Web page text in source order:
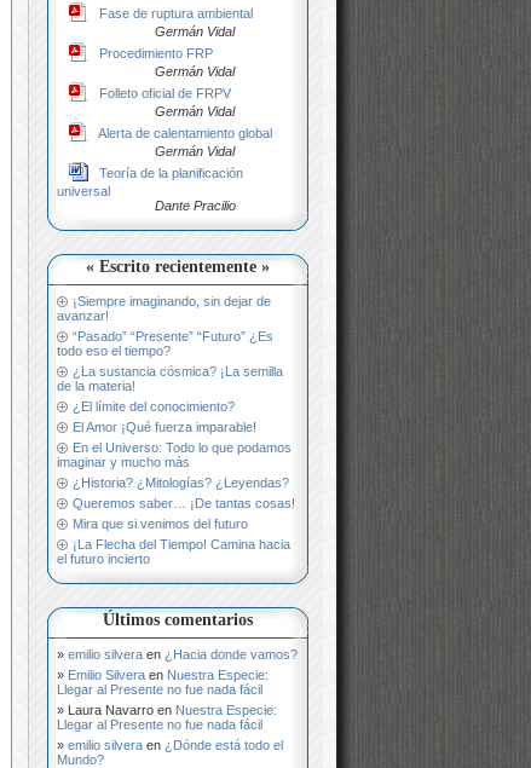
Fase de ruptura ambiental
Germán Vidal
Procedimiento FRP
Germán Vidal
Folleto oficial de FRPV
Germán Vidal
Alerta de calentamiento global
Germán Vidal
Teoría de la planificación
universal
Dante Pracilio
« Escrito recientemente »
¡Siempre imaginando, sin dejar de
avanzar!
“Pasado” “Presente” “Futuro” ¿Es
todo eso el tiempo?
¿La sustancia cósmica? ¡La semilla
de la materia!
¿El límite del conocimiento?
El Amor ¡Qué fuerza imparable!
En el Universo: Todo lo que podamos
imaginar y mucho más
¿Historia? ¿Mitologías? ¿Leyendas?
Queremos saber… ¡De tantas cosas!
Mira que si venimos del futuro
¡La Flecha del Tiempo! Camina hacia
el futuro incierto
Últimos comentarios
emilio silvera en ¿Hacia donde vamos?
Emilio Silvera en Nuestra Especie:
Llegar al Presente no fue nada fácil
Laura Navarro en Nuestra Especie:
Llegar al Presente no fue nada fácil
emilio silvera en ¿Dónde está todo el
Mundo?